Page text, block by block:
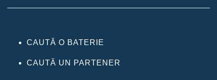
CAUTĂ O BATERIE
CAUTĂ UN PARTENER